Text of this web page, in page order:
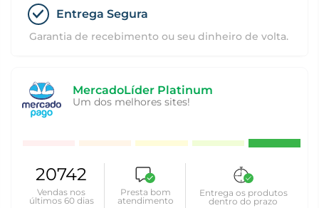
Entrega Segura
Garantia de recebimento ou seu dinheiro de volta.
MercadoLíder Platinum
Um dos melhores sites!
20742
Vendas nos
últimos 60 dias
Presta bom
atendimento
Entrega os produtos
dentro do prazo